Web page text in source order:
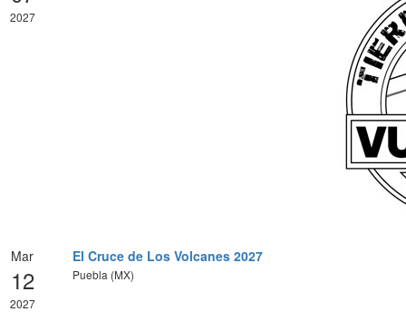
2027
Mar
12
2027
El Cruce de Los Volcanes 2027
Puebla (MX)